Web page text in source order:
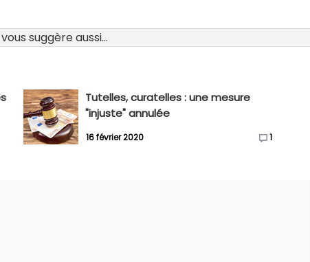
suggère aussi...
Tutelles, curatelles : une mesure
"injuste" annulée
16 février 2020 1